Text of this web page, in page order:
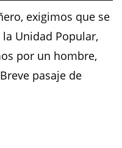
exigimos que se
Unidad Popular,
por un hombre,
pasaje de